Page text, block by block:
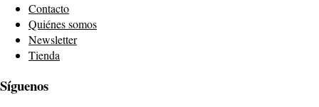
Contacto
Quiénes somos
Newsletter
Tienda
Síguenos